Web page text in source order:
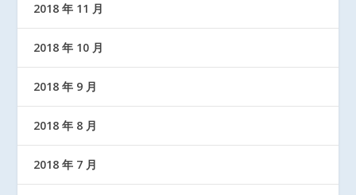
2018 年 11 月
2018 年 10 月
2018 年 9 月
2018 年 8 月
2018 年 7 月